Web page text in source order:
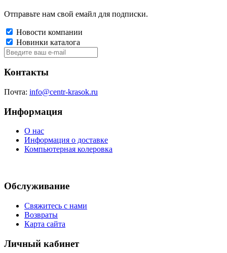
Отправьте нам свой емайл для подписки.
Новости компании
Новинки каталога
Контакты
Почта: info@centr-krasok.ru
Информация
О нас
Информация о доставке
Компьютерная колеровка
Обслуживание
Свяжитесь с нами
Возвраты
Карта сайта
Личный кабинет